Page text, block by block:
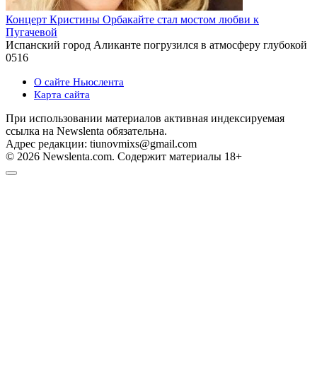
Концерт Кристины Орбакайте стал мостом любви к
Пугачевой
Испанский город Аликанте погрузился в атмосферу глубокой
0516
О сайте Ньюслента
Карта сайта
При использовании материалов активная индексируемая
ссылка на Newslenta обязательна.
Адрес редакции: tiunovmixs@gmail.com
© 2026 Newslenta.com. Содержит материалы 18+